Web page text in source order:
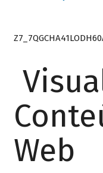
Web